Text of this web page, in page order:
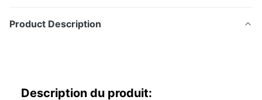
Product Description
Description du produit: